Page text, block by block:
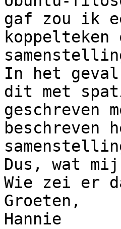
gaf zou ik
In het geval
dit met
geschreven
beschreven
Dus, wat
Wie zei er
Groeten,
Hannie